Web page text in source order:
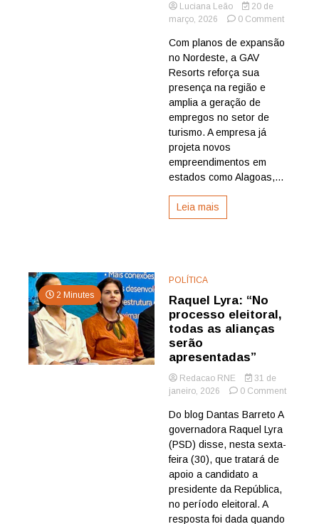
Luciana Leão
20 de
março, 2026
0 Commenton
no
Com planos de expansão
no Nordeste, a GAV
Resorts reforça sua
presença na região e
amplia a geração de
empregos no setor de
turismo. A empresa já
projeta novos
empreendimentos em
estados como Alagoas,...
Leia mais
2 Minutes
POLÍTICA
Raquel Lyra: “No
processo eleitoral,
todas as alianças
serão
apresentadas”
Redacao RNE
31 de
janeiro, 2026
0 Commenton
Do blog Dantas Barreto A
governadora Raquel Lyra
(PSD) disse, nesta sexta-
feira (30), que tratará de
apoio a candidato a
presidente da República,
no período eleitoral. A
resposta foi dada quando